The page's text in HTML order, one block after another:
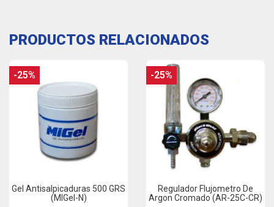
PRODUCTOS RELACIONADOS
Gel Antisalpicaduras 500 GRS
(MIGel-N)
-25%
Regulador Flujometro De
Argon Cromado (AR-25C-CR)
-25%